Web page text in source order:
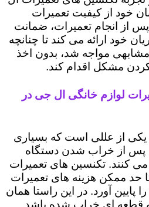
خود از کیفیت تعمیرات
از انجام تعمیرات، ضمانت
خود ارائه می کند تا چنانچه
مواجه شد، بدون اخذ
مشکل اقدام کند.
لوازم خانگی ال جی در
یکی از عللی است که بسیاری
پس از خراب شدن دستگاه
می کنند. تکنسین های تعمیرات
حد ممکن هزینه های تعمیرات
پایین آورد. در این راستا همان
قطعه ای خراب شده باشد